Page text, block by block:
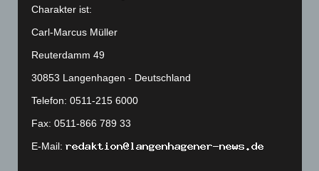
November 2023
Oktober 2023 (114)
September 2023(133)
August 2023(134)
Juli 2023(118)
Juni 2023(142)
Mai 2023
(139)
Charakter ist:
Carl-Marcus Müller
Reuterdamm 49
30853 Langenhagen - Deutschland
Telefon: 0511-215 6000
Fax: 0511-866 789 33
E-Mail: